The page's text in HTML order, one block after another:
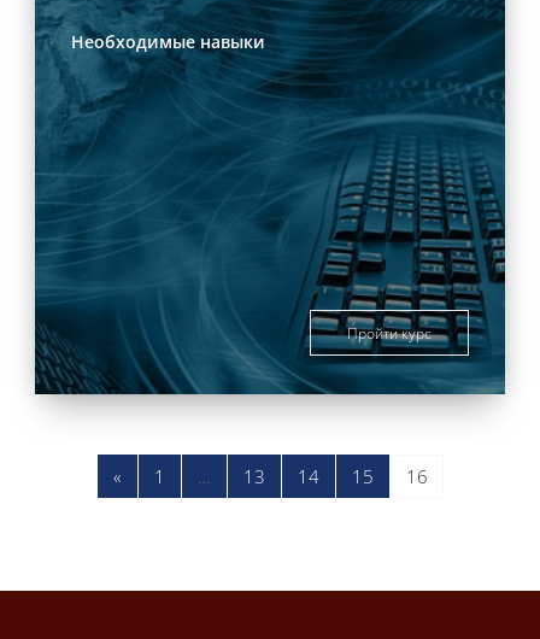
Необходимые навыки
Пройти курс
«Предыдущая страница
1 Страница 1
13Страница 13
14Страница 14
15Страница 15
16Страница 16